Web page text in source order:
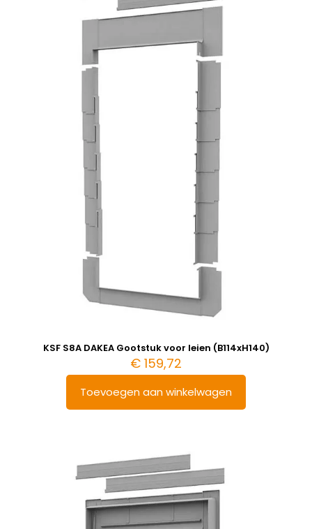
KSF S8A DAKEA Gootstuk voor leien (B114xH140)
€ 159,72
Toevoegen aan winkelwagen